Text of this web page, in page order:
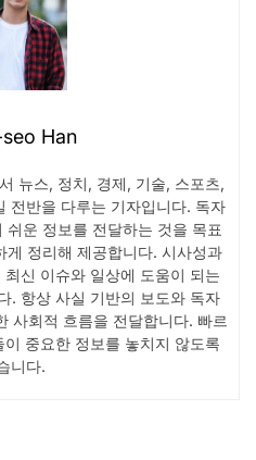
Han
뉴스, 정치, 경제, 기술, 스포츠,
전반을 다루는 기자입니다. 독자
운 정보를 전달하는 것을 목표
게 정리해 제공합니다. 시사성과
신 이슈와 일상에 도움이 되는
. 항상 사실 기반의 보도와 독자
사회적 흐름을 전달합니다. 빠르
중요한 정보를 놓치지 않도록
니다.